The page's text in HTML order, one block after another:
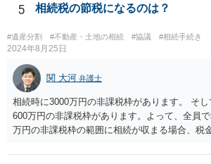
することはありませんので、数年後に借金が発
伸長して調査したところ、サラ金に対する過払
つかったため相続したという事例がありました。
5 相続税の節税になるのは？
#遺産分割 #不動産・土地の相続 #協議 #相続手続き
2024年8月25日
関 大河 弁護士
相続時に3000万円の非課税枠があります。 そ
600万円の非課税枠があります。よって、全員
万円の非課税枠の範囲に相続が収まる場合、税
範囲となります。 一般的には、全員で相続す